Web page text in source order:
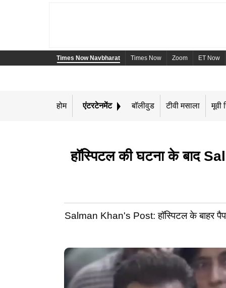
Times Now Navbharat Times Now Zoom ET Now
होम एंटरटेनमेंट बॉलीवुड टीवी मसाला मूवी
हॉस्पिटल की घटना के बाद
Salman Khan's Post: हॉस्पिटल के बाहर